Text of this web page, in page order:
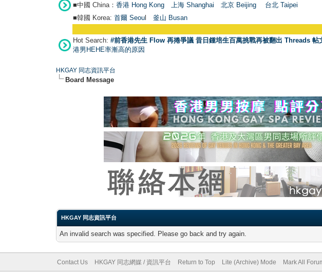
■中國 China： 香港 Hong Kong 上海 Shanghai 北京 Beijing 台北 Taipei
■韓國 Korea: 首爾 Seou 釜山 Busan
Hot Search: #前香港先生 Flow 再捲爭議 昔日鍾培生百萬挑戰再被翻出 Threads 帖
港男HEHE率漸高的原因
HKGAY 同志資訊平台
Board Message
HKGAY 同志資訊平台
An invalid search was specified. Please go back and try again.
Contact Us HKGAY 同志網媒 / 資訊平台 Return to Top Lite (Archive) Mode Mark All